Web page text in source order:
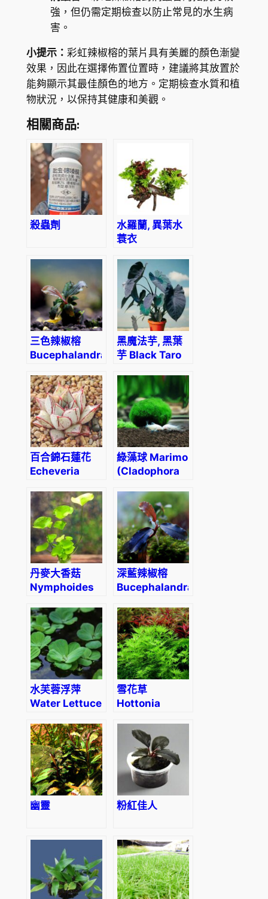
強，但仍需定期檢查以防止常見的水生病
害。
小提示： 彩虹辣椒榕的葉片具有美麗的顏色漸變
效果，因此在選擇佈置位置時，建議將其放置於
能夠顯示其最佳顏色的地方。定期檢查水質和植
物狀況，以保持其健康和美觀。
相關商品:
殺蟲劑
水羅蘭, 異葉水
蓑衣
三色辣椒榕
Bucephalandra
黑魔法芋, 黑葉
芋 Black Taro
esculenta
‘Black Magic’)
百合錦石蓮花
Echeveria
white form
綠藻球 Marimo
(Cladophora
丹麥大香菇
Nymphoides
‘Taiwan’
深藍辣椒榕
Bucephalandra
deep blue”
水芙蓉浮萍
Water Lettuce
stratiotes)
雪花草
Hottonia
幽靈 粉紅佳人